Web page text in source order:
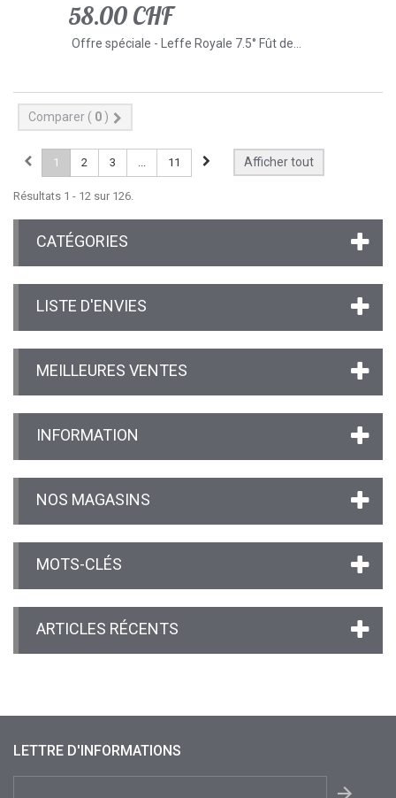
58.00 CHF
Offre spéciale - Leffe Royale 7.5° Fût de...
Comparer ( 0 )
Afficher tout
1 2 3 ... 11
Résultats 1 - 12 sur 126.
CATÉGORIES
LISTE D'ENVIES
MEILLEURES VENTES
INFORMATION
NOS MAGASINS
MOTS-CLÉS
ARTICLES RÉCENTS
LETTRE D'INFORMATIONS